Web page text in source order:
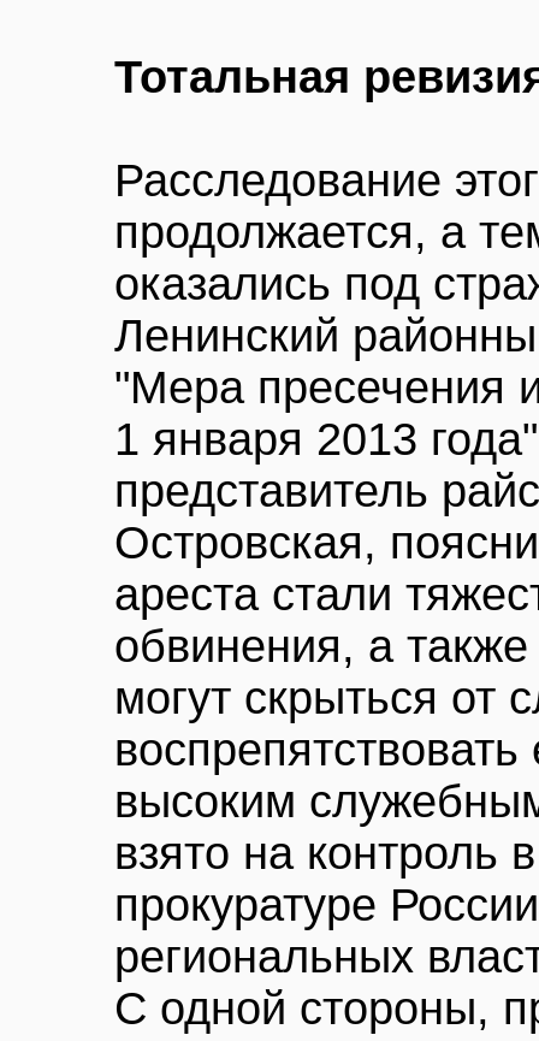
Тотальная
Расследование
продолжается, а
оказались под
Ленинский
"Мера пресечения
1 января 2013
представитель
Островская,
ареста стали
обвинения, а
могут скрыться от
высоким
взято на контроль
прокуратуре
региональных
С одной стороны,